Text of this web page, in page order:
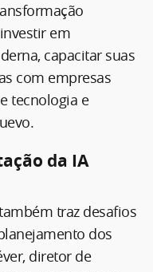
em
capacitar suas
com empresas
tecnologia e
da IA
traz desafios
dos
diretor de